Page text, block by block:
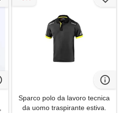
Sparco polo da lavoro tecnica
da uomo traspirante estiva.